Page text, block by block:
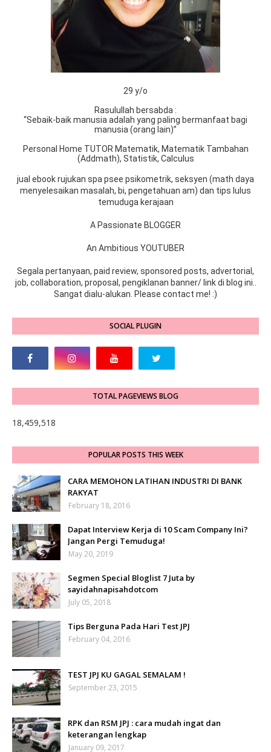
29 y/o
Rasulullah bersabda :
“Sebaik-baik manusia adalah yang paling bermanfaat bagi
manusia (orang lain)”
Personal Home TUTOR Matematik, Matematik Tambahan
(Addmath), Statistik, Calculus
jual ebook rujukan spa psee psikometrik, seksyen (math daya
menyelesaikan masalah, bi, pengetahuan am) dan tips lulus
temuduga kerajaan
A Passionate BLOGGER
An Ambitious YOUTUBER
Segala pertanyaan, paid review, sponsored posts, advertorial,
job, collaboration, proposal, pengiklanan banner/ link di blog ini..
Sangat dialu-alukan. Please contact me! :)
SOCIAL PLUGIN
TOTAL PAGEVIEWS BLOG
18,459,518
POPULAR POSTS THIS WEEK
CARA MEMOHON LATIHAN INDUSTRI DI BANK
RAKYAT
February 18, 2016
Dapat Interview Kerja di 10 Scam Company Ini?
Jangan Pergi Temuduga!
May 20, 2019
Segmen Special Bloglist 7 Juta by
sayidahnapisahdotcom
July 05, 2018
Tips Berguna Pada Hari Test JPJ
February 04, 2016
TEST JPJ KU GAGAL SEMALAM !
September 23, 2015
RPK dan RSM JPJ : cara mudah ingat dan
keterangan lengkap
January 09, 2017